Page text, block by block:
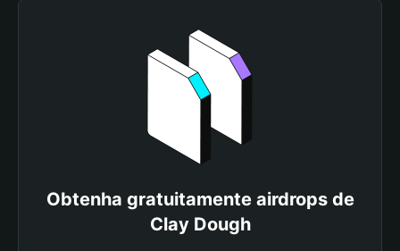
Obtenha gratuitamente airdrops de
Clay Dough